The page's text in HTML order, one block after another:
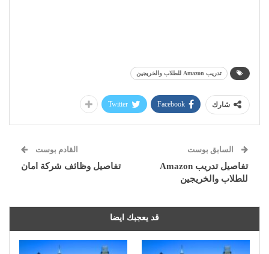
تدريب Amazon للطلاب والخريجين
شارك Facebook
Twitter
السابق بوست
تفاصيل تدريب Amazon
للطلاب والخريجين
القادم بوست
تفاصيل وظائف شركة امان
قد يعجبك ايضا